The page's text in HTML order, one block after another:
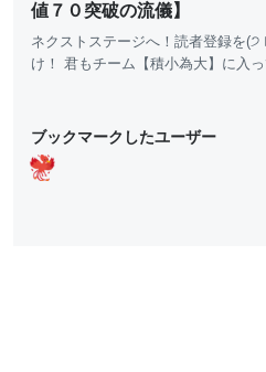
値７０突破の流儀】
ネクストステージへ！読者登録を(੭
け！ 君もチーム【積小為大】に入
ブックマークしたユーザー